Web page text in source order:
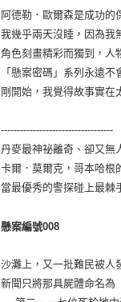
阿德勒．歐爾森是成功的
我幾乎兩天沒睡，因為我
角色刻畫精彩而獨到，人
「懸案密碼」系列永遠
剛開始，我覺得故事實
-----------------------------------
丹麥最神祕離奇、卻又無
卡爾．莫爾克，哥本哈根
當最優秀的警探碰上最棘
懸案編號008
沙灘上，又一批難民被人
新聞只將那具屍體命名為